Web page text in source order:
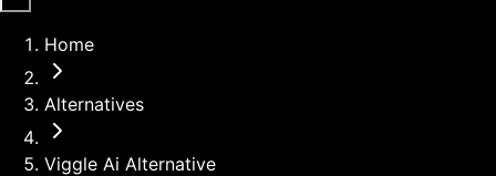
Home
Alternatives
Viggle Ai Alternative